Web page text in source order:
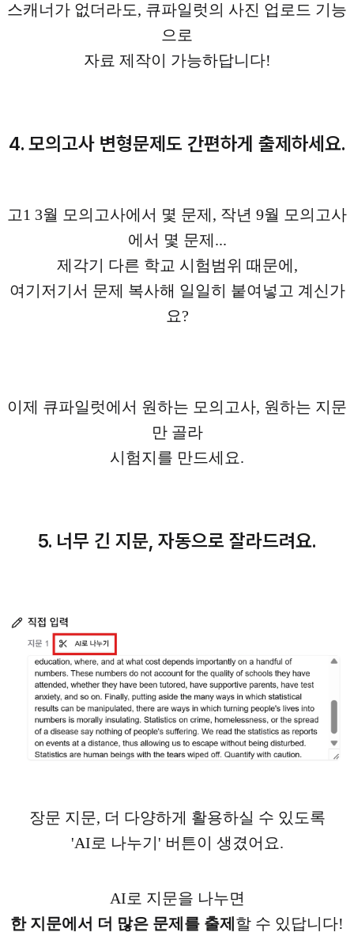
스캐너가 없더라도, 큐파일럿의 사진 업로드 기능
으로
자료 제작이 가능하답니다!
4. 모의고사 변형문제도 간편하게 출제하세요.
고1 3월 모의고사에서 몇 문제, 작년 9월 모의고사
에서 몇 문제...
제각기 다른 학교 시험범위 때문에,
여기저기서 문제 복사해 일일히 붙여넣고 계신가
요?
이제 큐파일럿에서 원하는 모의고사, 원하는 지문
만 골라
시험지를 만드세요.
5. 너무 긴 지문, 자동으로 잘라드려요.
장문 지문, 더 다양하게 활용하실 수 있도록
'AI로 나누기' 버튼이 생겼어요.
AI로 지문을 나누면
한 지문에서 더 많은 문제를 출제 할 수 있답니다!